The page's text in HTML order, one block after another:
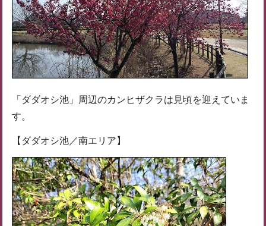
「ダダオシ池」周辺のカンヒザクラは見頃を迎えていま
す。
【ダダオシ池／南エリア】